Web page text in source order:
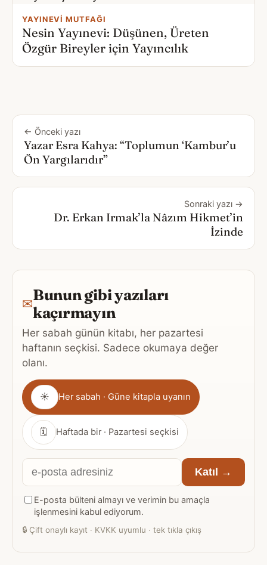
YAYINEVI MUTFAĞI
Nesin Yayınevi: Düşünen, Üreten
Özgür Bireyler için Yayıncılık
← Önceki yazı
Yazar Esra Kahya: “Toplumun ‘Kambur’u
Ön Yargılarıdır”
Sonraki yazı →
Dr. Erkan Irmak’la Nâzım Hikmet’in
İzinde
✉Bunun gibi yazıları
kaçırmayın
Her sabah günün kitabı, her pazartesi
haftanın seçkisi. Sadece okumaya değer
olanı.
Gönderim
sıklığı
☀ Her sabah · Güne kitapla uyanın
🗓 Haftada bir · Pazartesi seçkisi
E-
posta
adresiniz
Katıl →
E-posta bülteni almayı ve verimin bu amaçla
işlenmesini kabul ediyorum.
🔒 Çift onaylı kayıt · KVKK uyumlu · tek tıkla çıkış